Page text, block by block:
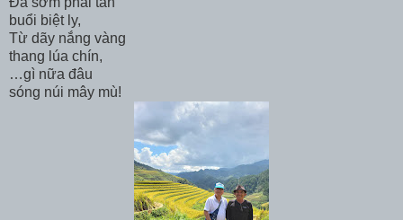
buổi biệt ly,
Từ dãy nắng vàng
thang lúa chín,
…gì nữa đâu
sóng núi mây mù!